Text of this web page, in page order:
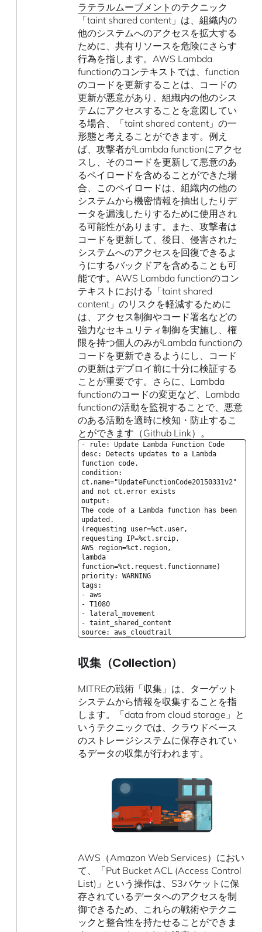
ラテラルムーブメントのテクニック
「taint shared content」は、組織内の
他のシステムへのアクセスを拡大する
ために、共有リソースを危険にさらす
行為を指します。AWS Lambda
functionのコンテキストでは、function
のコードを更新することは、コードの
更新が悪意があり、組織内の他のシス
テムにアクセスすることを意図してい
る場合、「taint shared content」の一
形態と考えることができます。例え
ば、攻撃者がLambda functionにアクセ
スし、そのコードを更新して悪意のあ
るペイロードを含めることができた場
合、このペイロードは、組織内の他の
システムから機密情報を抽出したりデ
ータを漏洩したりするために使用され
る可能性があります。また、攻撃者は
コードを更新して、後日、侵害された
システムへのアクセスを回復できるよ
うにするバックドアを含めることも可
能です。AWS Lambda functionのコン
テキストにおける「taint shared
content」のリスクを軽減するために
は、アクセス制御やコード署名などの
強力なセキュリティ制御を実施し、権
限を持つ個人のみがLambda functionの
コードを更新できるようにし、コード
の更新はデプロイ前に十分に検証する
ことが重要です。さらに、Lambda
functionのコードの変更など、Lambda
functionの活動を監視することで、悪意
のある活動を適時に検知・防止するこ
とができます（Github Link）。
- rule: Update Lambda Function Code
desc: Detects updates to a Lambda
function code.
condition:
ct.name="UpdateFunctionCode20150331v2"
and not ct.error exists
output:
The code of a Lambda function has been
updated.
(requesting user=%ct.user,
requesting IP=%ct.srcip,
AWS region=%ct.region,
lambda
function=%ct.request.functionname)
priority: WARNING
tags:
- aws
- T1080
- lateral_movement
- taint_shared_content
source: aws_cloudtrail
収集（Collection）
MITREの戦術「収集」は、ターゲット
システムから情報を収集することを指
します。「data from cloud storage」と
いうテクニックでは、クラウドベース
のストレージシステムに保存されてい
るデータの収集が行われます。
AWS（Amazon Web Services）におい
て、「Put Bucket ACL (Access Control
List)」という操作は、S3バケットに保
存されているデータへのアクセスを制
御できるため、これらの戦術やテクニ
ックと整合性を持たせることができま